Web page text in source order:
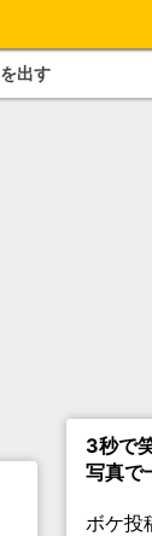
出す
3秒で
写真で
ボケ投